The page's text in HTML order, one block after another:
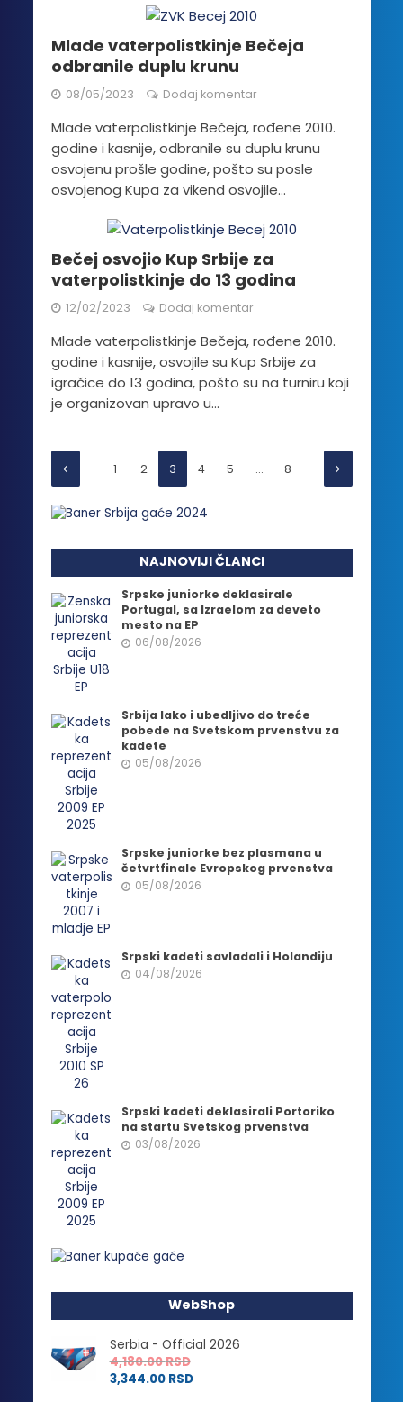
Mlade vaterpolistkinje Bečeja
odbranile duplu krunu
08/05/2023 Dodaj komentar
Mlade vaterpolistkinje Bečeja, rođene 2010.
godine i kasnije, odbranile su duplu krunu
osvojenu prošle godine, pošto su posle
osvojenog Kupa za vikend osvojile...
Bečej osvojio Kup Srbije za
vaterpolistkinje do 13 godina
12/02/2023 Dodaj komentar
Mlade vaterpolistkinje Bečeja, rođene 2010.
godine i kasnije, osvojile su Kup Srbije za
igračice do 13 godina, pošto su na turniru koji
je organizovan upravo u...
1 2 3 4 5 … 8
NAJNOVIJI ČLANCI
Srpske juniorke deklasirale
Portugal, sa Izraelom za deveto
mesto na EP
06/08/2026
Srbija lako i ubedljivo do treće
pobede na Svetskom prvenstvu za
kadete
05/08/2026
Srpske juniorke bez plasmana u
četvrtfinale Evropskog prvenstva
05/08/2026
Srpski kadeti savladali i Holandiju
04/08/2026
Srpski kadeti deklasirali Portoriko
na startu Svetskog prvenstva
03/08/2026
WebShop
Serbia - Official 2026
4,180.00RSD
3,344.00 RSD